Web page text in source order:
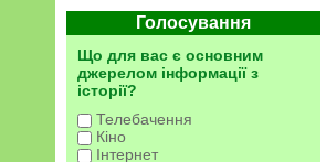
Голосування
Що для вас є основним
джерелом інформації з
історії?
Телебачення
Кіно
Інтернет